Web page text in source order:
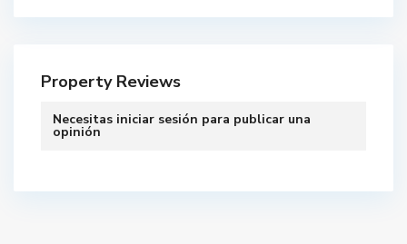
Property Reviews
Necesitas iniciar sesión para publicar una
opinión